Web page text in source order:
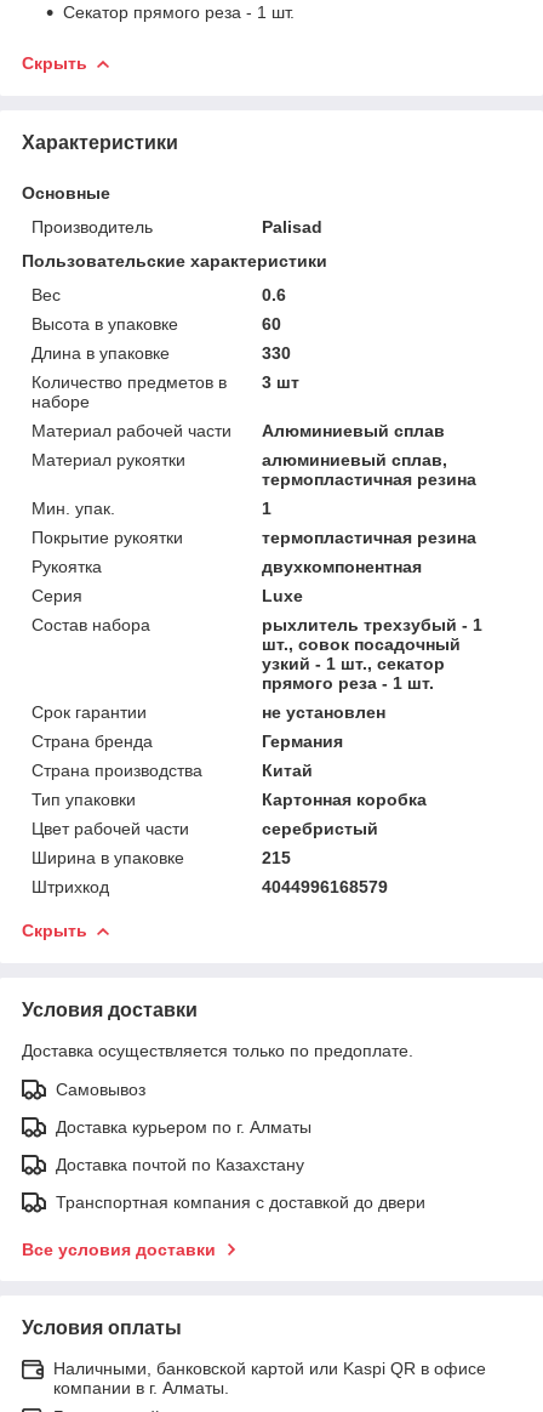
Секатор прямого реза - 1 шт.
Скрыть
Характеристики
Основные
Производитель
Palisad
Пользовательские характеристики
Вес
0.6
Высота в упаковке
60
Длина в упаковке
330
Количество предметов в
наборе
3 шт
Материал рабочей части
Алюминиевый сплав
Материал рукоятки
алюминиевый сплав,
термопластичная резина
Мин. упак.
1
Покрытие рукоятки
термопластичная резина
Рукоятка
двухкомпонентная
Серия
Luxe
Состав набора
рыхлитель трехзубый - 1
шт., совок посадочный
узкий - 1 шт., секатор
прямого реза - 1 шт.
Срок гарантии
не установлен
Страна бренда
Германия
Страна производства
Китай
Тип упаковки
Картонная коробка
Цвет рабочей части
серебристый
Ширина в упаковке
215
Штрихкод
4044996168579
Скрыть
Условия доставки
Доставка осуществляется только по предоплате.
Самовывоз
Доставка курьером по г. Алматы
Доставка почтой по Казахстану
Транспортная компания с доставкой до двери
Все условия доставки
Условия оплаты
Наличными, банковской картой или Kaspi QR в офисе
компании в г. Алматы.